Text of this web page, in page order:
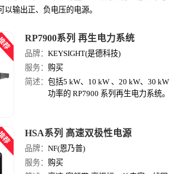
输出正、负电压的电源。
RP7900系列 再生电力系统
品牌：KEYSIGHT(是德科技)
服务： 购买
简述：包括5 kW、10 kW 、20 kW、30 kW
功率的 RP7900 系列再生电力系统。
HSA系列 高速双极性电源
品牌：NF(恩乃普)
服务： 购买